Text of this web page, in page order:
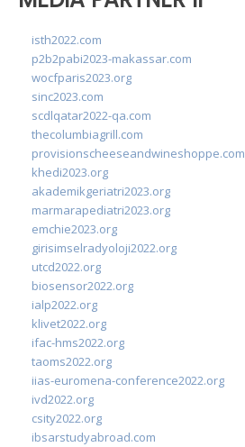
isth2022.com
p2b2pabi2023-makassar.com
wocfparis2023.org
sinc2023.com
scdlqatar2022-qa.com
thecolumbiagrill.com
provisionscheeseandwineshoppe.com
khedi2023.org
akademikgeriatri2023.org
marmarapediatri2023.org
emchie2023.org
girisimselradyoloji2022.org
utcd2022.org
biosensor2022.org
ialp2022.org
klivet2022.org
ifac-hms2022.org
taoms2022.org
iias-euromena-conference2022.org
ivd2022.org
csity2022.org
ibsarstudyabroad.com